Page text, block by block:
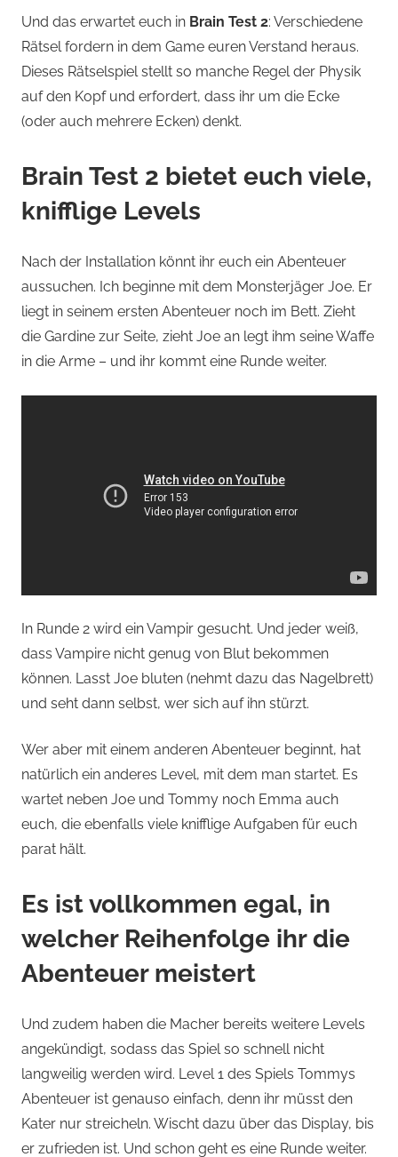
Und das erwartet euch in Brain Test 2: Verschiedene
Rätsel fordern in dem Game euren Verstand heraus.
Dieses Rätselspiel stellt so manche Regel der Physik
auf den Kopf und erfordert, dass ihr um die Ecke
(oder auch mehrere Ecken) denkt.
Brain Test 2 bietet euch viele,
knifflige Levels
Nach der Installation könnt ihr euch ein Abenteuer
aussuchen. Ich beginne mit dem Monsterjäger Joe. Er
liegt in seinem ersten Abenteuer noch im Bett. Zieht
die Gardine zur Seite, zieht Joe an legt ihm seine Waffe
in die Arme – und ihr kommt eine Runde weiter.
In Runde 2 wird ein Vampir gesucht. Und jeder weiß,
dass Vampire nicht genug von Blut bekommen
können. Lasst Joe bluten (nehmt dazu das Nagelbrett)
und seht dann selbst, wer sich auf ihn stürzt.
Wer aber mit einem anderen Abenteuer beginnt, hat
natürlich ein anderes Level, mit dem man startet. Es
wartet neben Joe und Tommy noch Emma auch
euch, die ebenfalls viele knifflige Aufgaben für euch
parat hält.
Es ist vollkommen egal, in
welcher Reihenfolge ihr die
Abenteuer meistert
Und zudem haben die Macher bereits weitere Levels
angekündigt, sodass das Spiel so schnell nicht
langweilig werden wird. Level 1 des Spiels Tommys
Abenteuer ist genauso einfach, denn ihr müsst den
Kater nur streicheln. Wischt dazu über das Display, bis
er zufrieden ist. Und schon geht es eine Runde weiter.